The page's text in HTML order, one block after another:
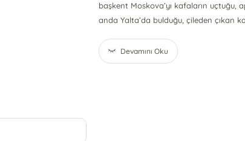
başkent Moskova’yı kafaların uçtuğu,
anda Yalta’da bulduğu, çileden çıkan
Devamını Oku